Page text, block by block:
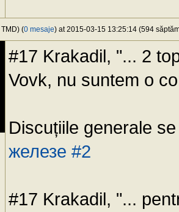
(0 mesaje) at 2015-03-15 13:25:14 (594
#17 Krakadil, "... 2
Vovk, nu suntem o
Discuțiile generale
железе #2
#17 Krakadil, "...